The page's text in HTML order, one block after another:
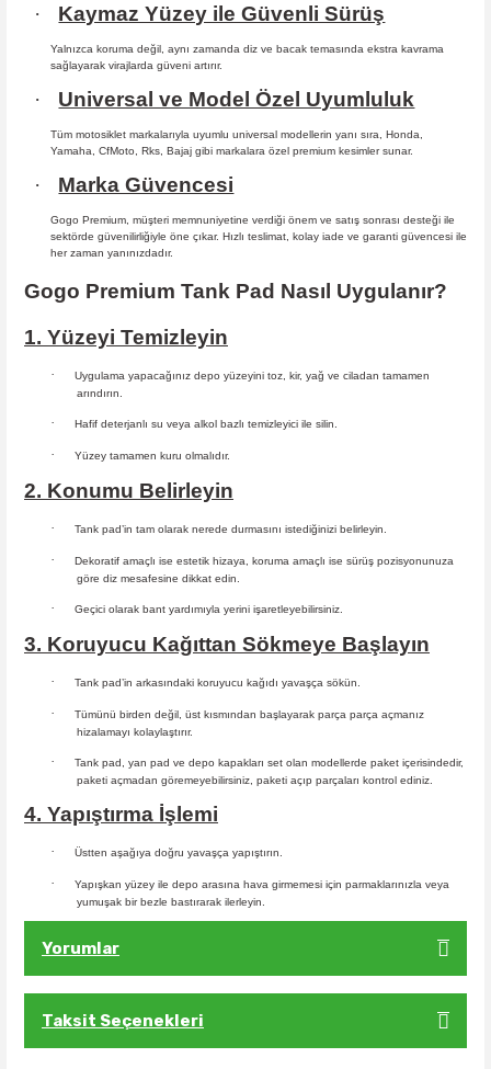
· Kaymaz Yüzey ile Güvenli Sürüş
Yalnızca koruma değil, aynı zamanda diz ve bacak temasında ekstra kavrama
sağlayarak virajlarda güveni artırır.
· Universal ve Model Özel Uyumluluk
Tüm motosiklet markalarıyla uyumlu universal modellerin yanı sıra, Honda,
Yamaha, CfMoto, Rks, Bajaj gibi markalara özel premium kesimler sunar.
· Marka Güvencesi
Gogo Premium, müşteri memnuniyetine verdiği önem ve satış sonrası desteği ile
sektörde güvenilirliğiyle öne çıkar. Hızlı teslimat, kolay iade ve garanti güvencesi ile
her zaman yanınızdadır.
Gogo Premium Tank Pad Nasıl Uygulanır?
1. Yüzeyi Temizleyin
·
Uygulama yapacağınız depo yüzeyini toz, kir, yağ ve ciladan tamamen
arındırın.
· Hafif deterjanlı su veya alkol bazlı temizleyici ile silin.
· Yüzey tamamen kuru olmalıdır.
2. Konumu Belirleyin
· Tank pad’in tam olarak nerede durmasını istediğinizi belirleyin.
· Dekoratif amaçlı ise estetik hizaya, koruma amaçlı ise sürüş pozisyonunuza
göre diz mesafesine dikkat edin.
· Geçici olarak bant yardımıyla yerini işaretleyebilirsiniz.
3. Koruyucu Kağıttan Sökmeye Başlayın
· Tank pad’in arkasındaki koruyucu kağıdı yavaşça sökün.
·
Tümünü birden değil, üst kısmından başlayarak parça parça açmanız
hizalamayı kolaylaştırır.
·
Tank pad, yan pad ve depo kapakları set olan modellerde paket içerisindedir,
paketi açmadan göremeyebilirsiniz, paketi açıp parçaları kontrol ediniz.
4. Yapıştırma İşlemi
· Üstten aşağıya doğru yavaşça yapıştırın.
·
Yapışkan yüzey ile depo arasına hava girmemesi için parmaklarınızla veya
yumuşak bir bezle bastırarak ilerleyin.
Yorumlar
Taksit Seçenekleri